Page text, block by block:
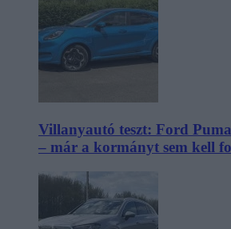
Villanyautó teszt: Ford
– már a kormányt sem kell